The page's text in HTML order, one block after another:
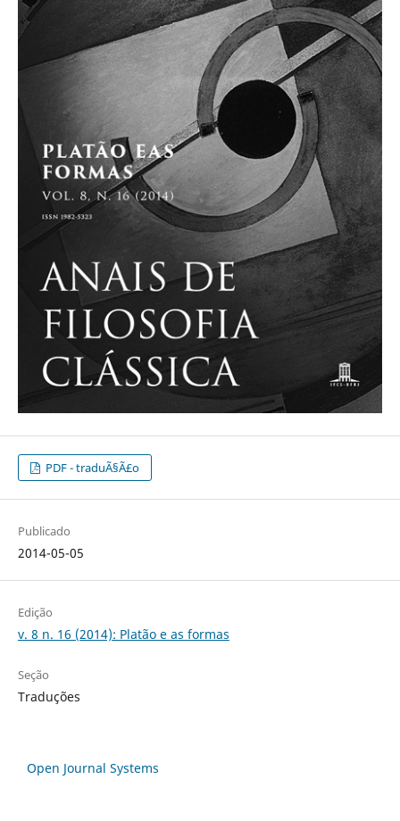
PDF - traduÃ§Ã£o
Publicado
2014-05-05
Edição
v. 8 n. 16 (2014): Platão e as formas
Seção
Traduções
Open Journal Systems